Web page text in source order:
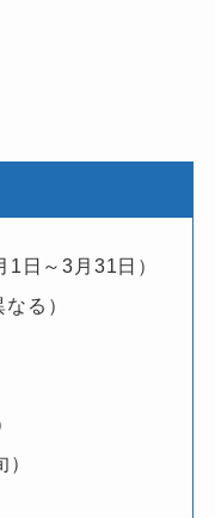
日～3月31日）
る）